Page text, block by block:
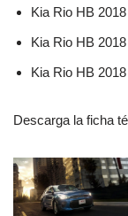
Kia Rio HB
Kia Rio HB
Kia Rio HB
Descarga la ficha